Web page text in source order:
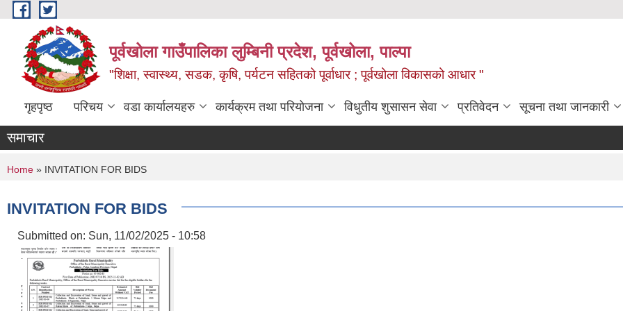
Skip to main content
पूर्वखोला गाउँपालिका लुम्बिनी प्रदेश, पूर्वखोला, पाल्पा
"शिक्षा, स्वास्थ्य, सडक, कृषि, पर्यटन सहितको पूर्वाधार ; पूर्वखोला विकासको आधार "
गृहपृष्ठ परिचय वडा कार्यालयहरु कार्यक्रम तथा परियोजना विधुतीय शुसासन सेवा प्रतिवेदन सूचना तथा जानकारी
समाचार
You are here
Home » INVITATION FOR BIDS
INVITATION FOR BIDS
Submitted on: Sun, 11/02/2025 - 10:58